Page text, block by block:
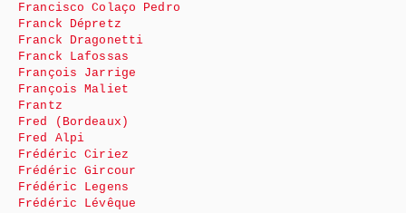
Francisco Colaço Pedro
Franck Dépretz
Franck Dragonetti
Franck Lafossas
François Jarrige
François Maliet
Frantz
Fred (Bordeaux)
Fred Alpi
Frédéric Ciriez
Frédéric Gircour
Frédéric Legens
Frédéric Lévêque